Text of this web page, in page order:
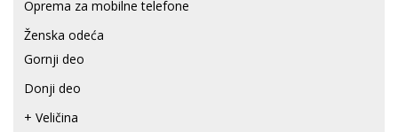
Oprema za mobilne telefone
Ženska odeća
Gornji deo
Donji deo
+ Veličina